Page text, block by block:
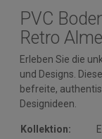
PVC
Retro
Erleben Sie die
und Designs.
befreite,
Designideen.
Kollektion: